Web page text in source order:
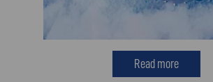
Read more